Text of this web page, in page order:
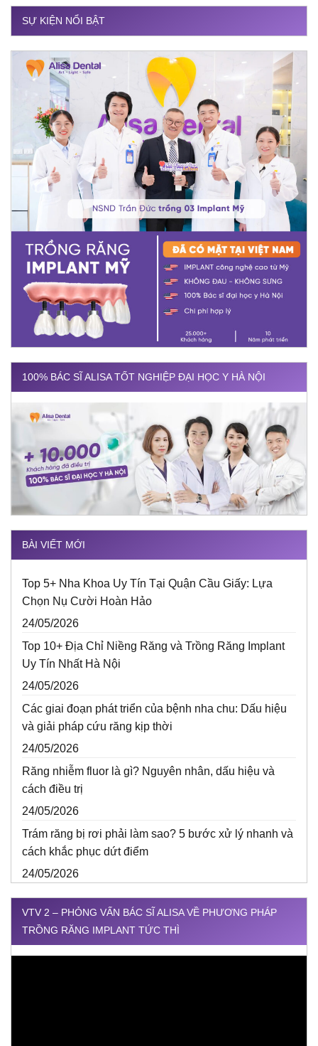
SỰ KIỆN NỔI BẬT
100% BÁC SĨ ALISA TỐT NGHIỆP ĐẠI HỌC Y HÀ NỘI
BÀI VIẾT MỚI
Top 5+ Nha Khoa Uy Tín Tại Quận Cầu Giấy: Lựa
Chọn Nụ Cười Hoàn Hảo
24/05/2026
Top 10+ Địa Chỉ Niềng Răng và Trồng Răng Implant
Uy Tín Nhất Hà Nội
24/05/2026
Các giai đoạn phát triển của bệnh nha chu: Dấu hiệu
và giải pháp cứu răng kịp thời
24/05/2026
Răng nhiễm fluor là gì? Nguyên nhân, dấu hiệu và
cách điều trị
24/05/2026
Trám răng bị rơi phải làm sao? 5 bước xử lý nhanh và
cách khắc phục dứt điểm
24/05/2026
VTV 2 – PHỎNG VẤN BÁC SĨ ALISA VỀ PHƯƠNG PHÁP
TRỒNG RĂNG IMPLANT TỨC THÌ